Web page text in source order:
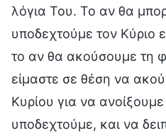
λόγια Του. Το αν θα
υποδεχτούμε τον Κύριο
το αν θα ακούσουμε τη
είμαστε σε θέση να
Κυρίου για να
υποδεχτούμε, και να